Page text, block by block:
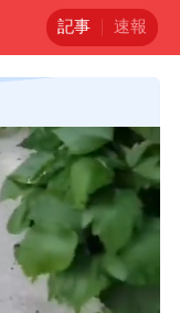
記事 速報